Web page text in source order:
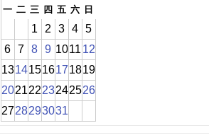
一 二 三 四 五 六 日
1 2 3 4
5
6
7 8 9 1011 12
13141516171819
20212223242526
2728293031